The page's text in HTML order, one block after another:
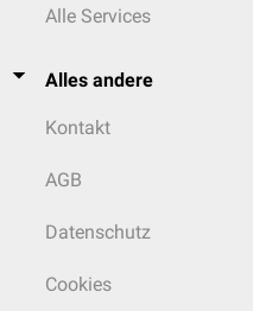
Alle Services
Alles andere
Kontakt
AGB
Datenschutz
Cookies